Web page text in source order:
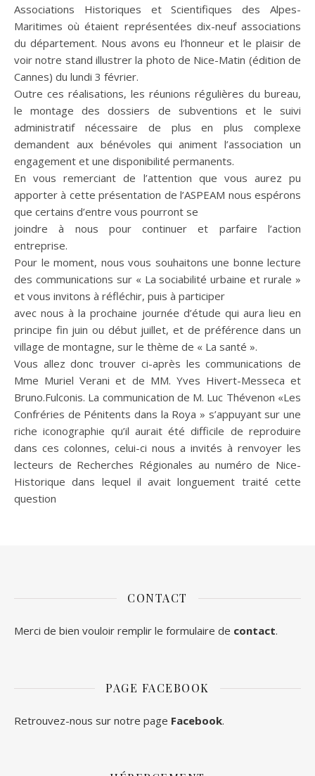
Associations Historiques et Scientifiques des Alpes-
Maritimes où étaient représentées dix-neuf associations
du département. Nous avons eu l’honneur et le plaisir de
voir notre stand illustrer la photo de Nice-Matin (édition de
Cannes) du lundi 3 février.
Outre ces réalisations, les réunions régulières du bureau,
le montage des dossiers de subventions et le suivi
administratif nécessaire de plus en plus complexe
demandent aux bénévoles qui animent l’association un
engagement et une disponibilité permanents.
En vous remerciant de l’attention que vous aurez pu
apporter à cette présentation de l’ASPEAM nous espérons
que certains d’entre vous pourront se
joindre à nous pour continuer et parfaire l’action
entreprise.
Pour le moment, nous vous souhaitons une bonne lecture
des communications sur « La sociabilité urbaine et rurale »
et vous invitons à réfléchir, puis à participer
avec nous à la prochaine journée d’étude qui aura lieu en
principe fin juin ou début juillet, et de préférence dans un
village de montagne, sur le thème de « La santé ».
Vous allez donc trouver ci-après les communications de
Mme Muriel Verani et de MM. Yves Hivert-Messeca et
Bruno.Fulconis. La communication de M. Luc Thévenon «Les
Confréries de Pénitents dans la Roya » s’appuyant sur une
riche iconographie qu’il aurait été difficile de reproduire
dans ces colonnes, celui-ci nous a invités à renvoyer les
lecteurs de Recherches Régionales au numéro de Nice-
Historique dans lequel il avait longuement traité cette
question
CONTACT
Merci de bien vouloir remplir le formulaire de contact.
PAGE FACEBOOK
Retrouvez-nous sur notre page Facebook.